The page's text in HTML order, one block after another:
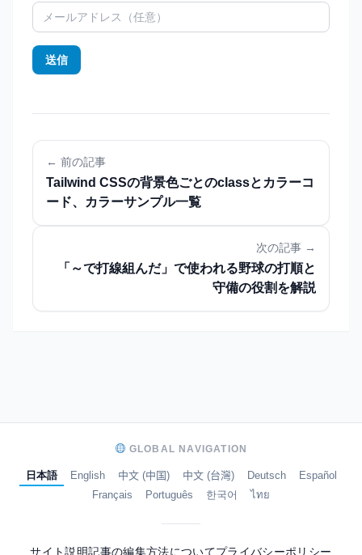
送信
← 前の記事
Tailwind CSSの背景色ごとのclassとカラーコ
ード、カラーサンプル一覧
次の記事 →
「～で打線組んだ」で使われる野球の打順と
守備の役割を解説
GLOBAL NAVIGATION
日本語 English 中文 (中国) 中文 (台灣) Deutsch
Español
Français
Português 한국어 ไทย
サイト説明記事の編集方法についてプライバシーポリシー